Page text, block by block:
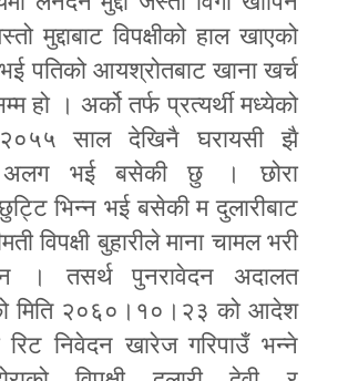
मुद्दाबाट विपक्षीको हाल खाएको
पतिको आयश्रोतबाट खाना खर्च
हो । अर्को तर्फ प्रत्यर्थी मध्येको
साल देखिनै घरायसी झै
अलग भई बसेकी छु । छोरा
भिन्न भई बसेकी म दुलारीबाट
विपक्षी बुहारीले माना चामल भरी
। तसर्थ पुनरावेदन अदालत
मिति २०६०।१०।२३ को आदेश
रिट निवेदन खारेज गरिपाउँ भन्ने